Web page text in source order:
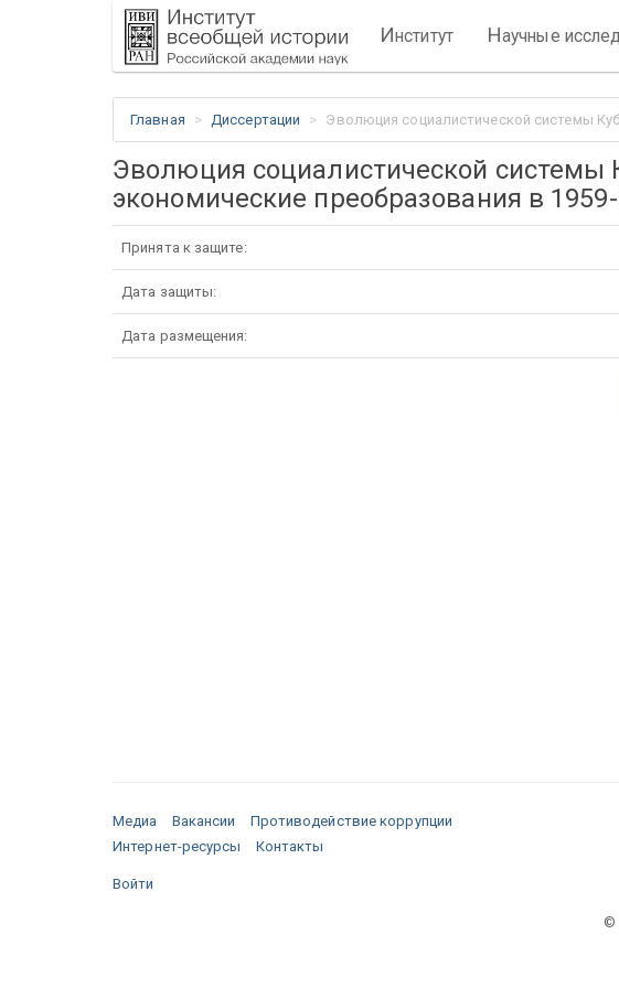
Институт Научные
Главная Диссертации Эволюция социалистической системы
Эволюция социалистической системы
экономические преобразования в 1959-
Принята к защите:
Дата защиты:
Дата размещения:
Медиа Вакансии
Противодействие коррупции
Интернет-ресурсы
Контакты
Войти
©